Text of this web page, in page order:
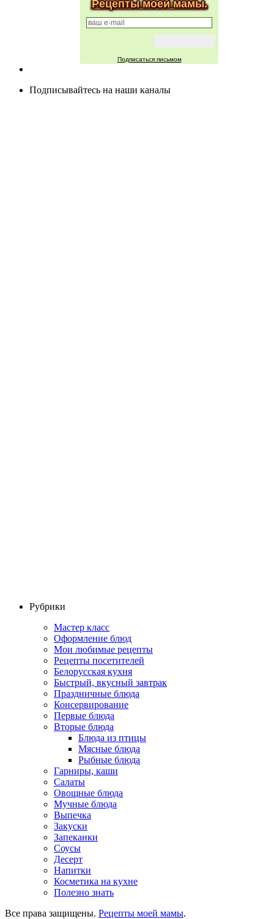
Рецепты моей мамы.
Подписаться письмом
Подписывайтесь на наши каналы
Рубрики
Мастер класс
Оформление блюд
Мои любимые рецепты
Рецепты посетителей
Белорусская кухня
Быстрый, вкусный завтрак
Праздничные блюда
Консервирование
Первые блюда
Вторые блюда
Блюда из птицы
Мясные блюда
Рыбные блюда
Гарниры, каши
Салаты
Овощные блюда
Мучные блюда
Выпечка
Закуски
Запеканки
Соусы
Десерт
Напитки
Косметика на кухне
Полезно знать
Все права защищены. Рецепты моей мамы.